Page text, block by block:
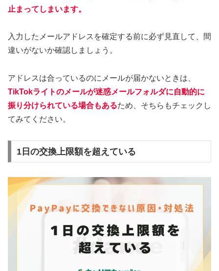
止まってしまいます。
入力したメールアドレスを確定する前に必ず見直して、間
違いがないか確認しましょう。
アドレスは合っているのにメールが届かないときは、
TikTokライトのメールが迷惑メールフォルダに自動的に
振り分けられている場合もあるため、そちらもチェックし
てみてください。
1日の交換上限額を超えている